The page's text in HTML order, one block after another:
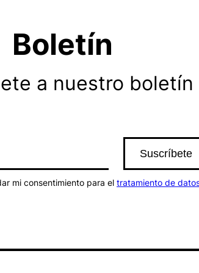
Boletín
a nuestro boletín
mi consentimiento para el tratamiento de